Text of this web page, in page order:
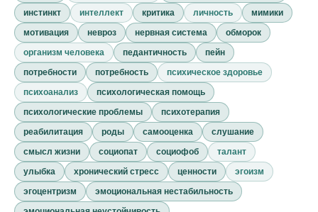
инстинкт
интеллект критика личность
мимики
мотивация
невроз нервная система
обморок
организм человека
педантичность
пейн
потребности
потребность
психическое здоровье
психоанализ
психологическая помощь
психологические проблемы
психотерапия
реабилитация
роды самооценка
слушание
смысл жизни
социопат социофоб
талант
улыбка
хронический стресс ценности
эгоизм
эгоцентризм
эмоциональная нестабильность